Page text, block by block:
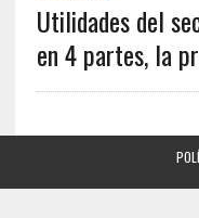
Utilidades del
en 4 partes, la